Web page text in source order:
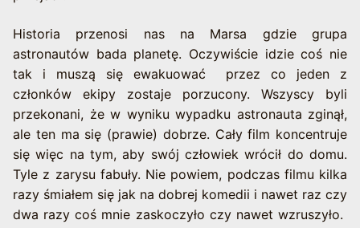
Historia przenosi nas na Marsa gdzie grupa
astronautów bada planetę. Oczywiście idzie coś nie
tak i muszą się ewakuować przez co jeden z
członków ekipy zostaje porzucony. Wszyscy byli
przekonani, że w wyniku wypadku astronauta zginął,
ale ten ma się (prawie) dobrze. Cały film koncentruje
się więc na tym, aby swój człowiek wrócił do domu.
Tyle z zarysu fabuły. Nie powiem, podczas filmu kilka
razy śmiałem się jak na dobrej komedii i nawet raz czy
dwa razy coś mnie zaskoczyło czy nawet wzruszyło.